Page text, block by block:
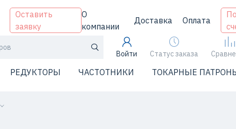
Оставить
заявку
О
компании
Доставка Оплата
Войти Статус заказа
РЕДУКТОРЫ ЧАСТОТНИКИ ТОКАРНЫЕ